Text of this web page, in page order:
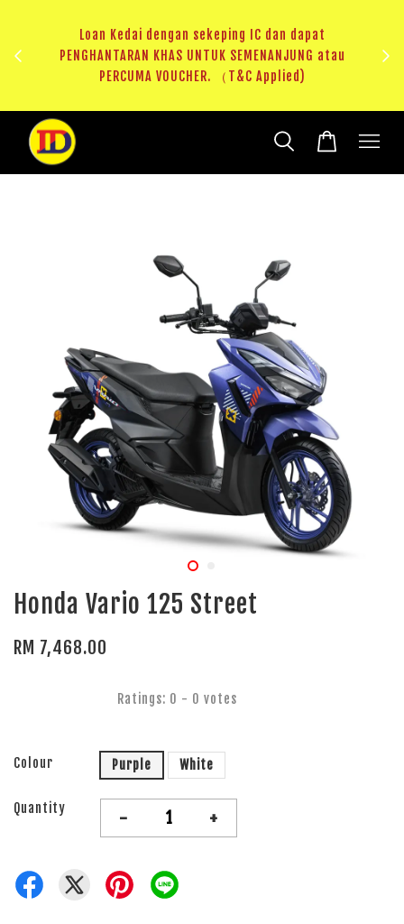
Loan Kedai dengan sekeping IC dan dapat
PENGHANTARAN KHAS UNTUK SEMENANJUNG atau
PERCUMA VOUCHER. （T&C Applied)
Honda Vario 125 Street
RM 7,468.00
Ratings: 0 - 0 votes
Colour Purple White
Quantity - +